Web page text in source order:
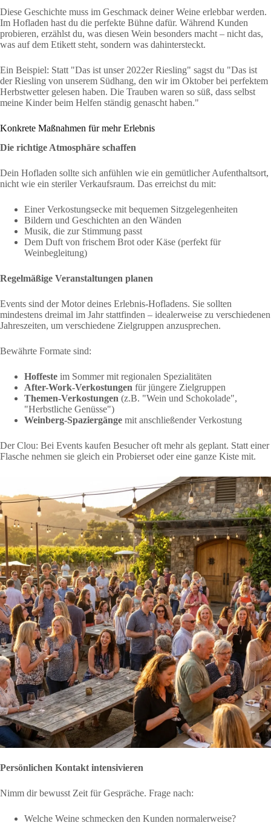
Diese Geschichte muss im Geschmack deiner Weine erlebbar werden.
Im Hofladen hast du die perfekte Bühne dafür. Während Kunden
probieren, erzählst du, was diesen Wein besonders macht – nicht das,
was auf dem Etikett steht, sondern was dahintersteckt.
Ein Beispiel: Statt "Das ist unser 2022er Riesling" sagst du "Das ist
der Riesling von unserem Südhang, den wir im Oktober bei perfektem
Herbstwetter gelesen haben. Die Trauben waren so süß, dass selbst
meine Kinder beim Helfen ständig genascht haben."
Konkrete Maßnahmen für mehr Erlebnis
Die richtige Atmosphäre schaffen
Dein Hofladen sollte sich anfühlen wie ein gemütlicher Aufenthaltsort,
nicht wie ein steriler Verkaufsraum. Das erreichst du mit:
Einer Verkostungsecke mit bequemen Sitzgelegenheiten
Bildern und Geschichten an den Wänden
Musik, die zur Stimmung passt
Dem Duft von frischem Brot oder Käse (perfekt für
Weinbegleitung)
Regelmäßige Veranstaltungen planen
Events sind der Motor deines Erlebnis-Hofladens. Sie sollten
mindestens dreimal im Jahr stattfinden – idealerweise zu verschiedenen
Jahreszeiten, um verschiedene Zielgruppen anzusprechen.
Bewährte Formate sind:
Hoffeste im Sommer mit regionalen Spezialitäten
After-Work-Verkostungen für jüngere Zielgruppen
Themen-Verkostungen (z.B. "Wein und Schokolade",
"Herbstliche Genüsse")
Weinberg-Spaziergänge mit anschließender Verkostung
Der Clou: Bei Events kaufen Besucher oft mehr als geplant. Statt einer
Flasche nehmen sie gleich ein Probierset oder eine ganze Kiste mit.
Persönlichen Kontakt intensivieren
Nimm dir bewusst Zeit für Gespräche. Frage nach:
Welche Weine schmecken den Kunden normalerweise?